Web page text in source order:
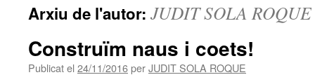
Arxiu de l'autor: JUDIT SOLA ROQUE
Construïm naus i coets!
Publicat el 24/11/2016perJUDIT SOLA ROQUE